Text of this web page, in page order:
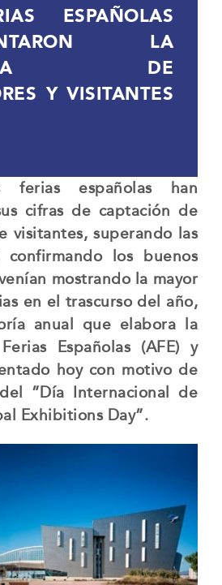
ESPAÑOLAS
LA
DE
Y VISITANTES
españolas han
cifras de captación de
visitantes, superando las
confirmando los buenos
mostrando la mayor
en el trascurso del año,
anual que elabora la
Españolas (AFE) y
hoy con motivo de
”Día Internacional de
Exhibitions Day”.